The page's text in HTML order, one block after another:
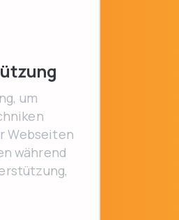
um
Webseiten
während